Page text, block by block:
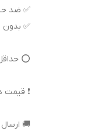
✅ ضد
✅ بدون
⭕
❗ قیمت
🚚